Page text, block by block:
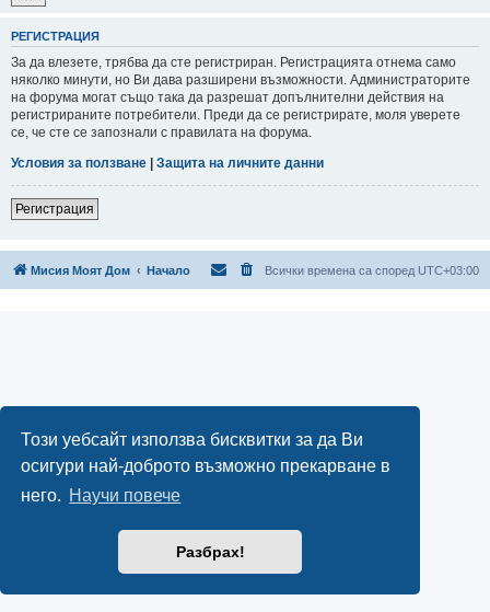
Този уебсайт използва бисквитки за да Ви
осигури най-доброто възможно прекарване в
него. Научи повече
Разбрах!
РЕГИСТРАЦИЯ
За да влезете, трябва да сте регистриран. Регистрацията отнема само
няколко минути, но Ви дава разширени възможности. Администраторите
на форума могат също така да разрешат допълнителни действия на
регистрираните потребители. Преди да се регистрирате, моля уверете
се, че сте се запознали с правилата на форума.
Условия за ползване | Защита на личните данни
Регистрация
Мисия Моят Дом Начало Всички времена са според UTC+03:00